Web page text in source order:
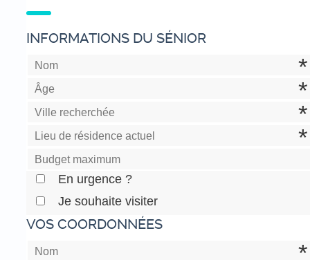
INFORMATIONS DU SÉNIOR
En urgence ?
Je souhaite visiter
VOS COORDONNÉES